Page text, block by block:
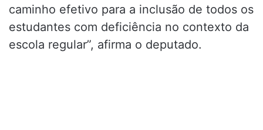
caminho efetivo para a inclusão de todos os
estudantes com deficiência no contexto da
escola regular”, afirma o deputado.